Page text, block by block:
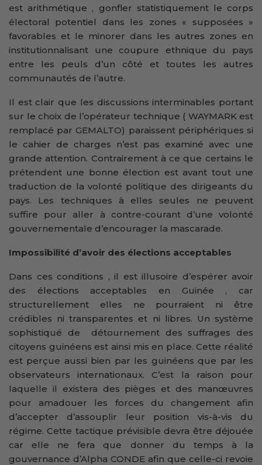
est arithmétique , gonfler statistiquement le corps
électoral potentiel dans les zones « supposées »
favorables et le minorer dans les autres zones en
institutionnalisant une coupure ethnique du pays
entre les peuls d’un côté et toutes les autres
communautés de l’autre.
Il est clair que les discussions interminables portant
sur le choix de l’opérateur technique ( WAYMARK est
remplacé par GEMALTO) paraissent périphériques si
le cahier de charges n’est pas examiné avec une
grande attention. Contrairement à ce que certains le
prétendent une bonne élection est avant tout une
traduction de la volonté politique des dirigeants du
pays. Les techniques à elles seules ne peuvent
suffire pour aller à contre-courant d’une volonté
gouvernementale d’encourager la mascarade.
Impossibilité d’avoir des élections acceptables
Dans ces conditions , il est illusoire d’espérer avoir
des élections acceptables en Guinée , car
structurellement elles ne pourraient ni être
crédibles ni transparentes et ni libres. Un système
sophistiqué de détournement des suffrages des
citoyens guinéens est ainsi mis en place. Cette réalité
est perçue aussi bien par les guinéens que par les
observateurs internationaux. C’est la raison pour
laquelle il existera des pièges et des manœuvres
pour amadouer les forces du changement afin
d’accepter d’assouplir leur position vis-à-vis du
régime. Cette tactique prévisible devra être déjouée
car elle ne fera que donner du temps à la
gouvernance d’Alpha CONDE afin que celle-ci revoie